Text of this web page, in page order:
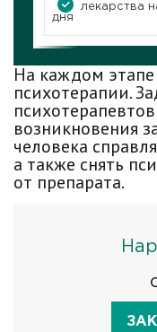
лекарства
дня
На каждом
психотерапии.
возникновения
человека
а также снять
от препарата.